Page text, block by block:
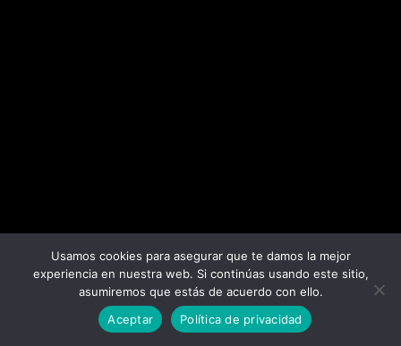
Usamos cookies para asegurar que te damos la mejor
experiencia en nuestra web. Si continúas usando este sitio,
asumiremos que estás de acuerdo con ello.
Aceptar
Política de privacidad